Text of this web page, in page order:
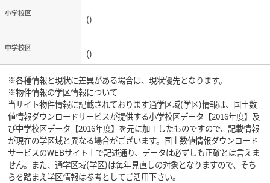
小学校区 ()
中学校区 ()
※各種情報と現状に差異がある場合は、現状優先となります。
※物件情報の学区情報について
当サイト物件情報に記載されております通学区域(学区)情報は、国土数
値情報ダウンロードサービスが提供する小学校区データ【2016年度】及
び中学校区データ【2016年度】を元に加工したものですので、記載情報
が現在の学区域と異なる場合がございます。国土数値情報ダウンロード
サービスのWEBサイト上で記述通り、データは必ずしも正確とは言えま
せん。また、通学区域(学区)は毎年見直しの対象となりますので、そち
らを踏まえ学区情報は参考としてご活用下さい。